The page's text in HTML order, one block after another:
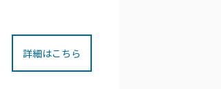
詳細はこちら